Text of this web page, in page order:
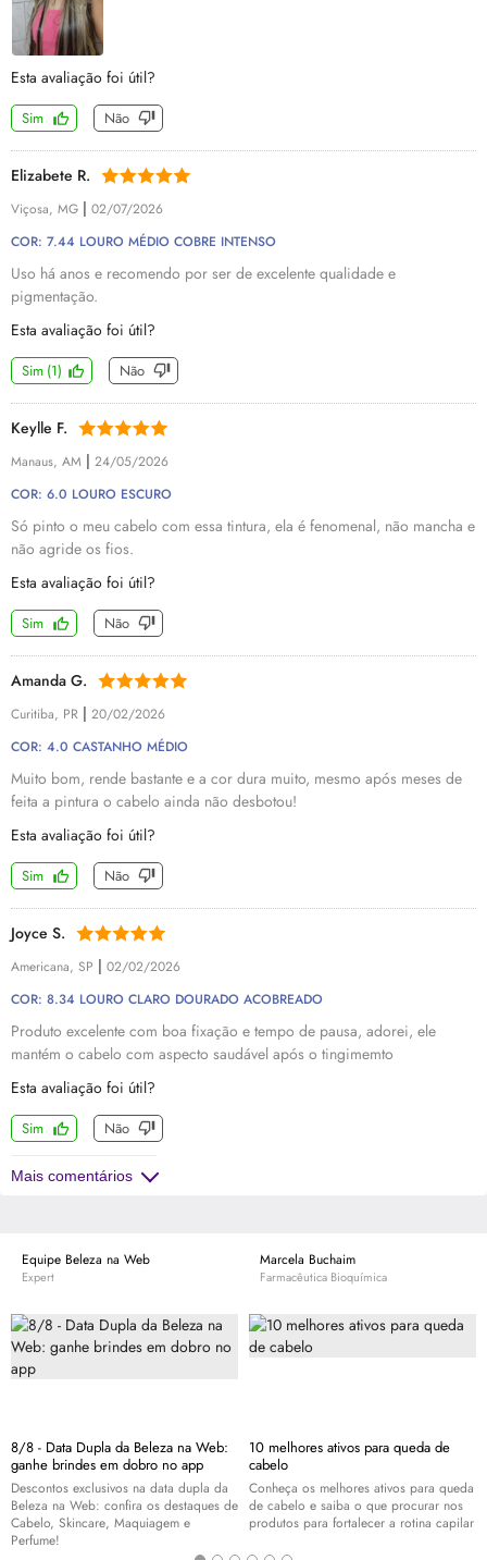
Esta avaliação foi útil?
Sim Não
Elizabete R.
Viçosa, MG | 02/07/2026
COR: 7.44 LOURO MÉDIO COBRE INTENSO
Uso há anos e recomendo por ser de excelente qualidade e
pigmentação.
Esta avaliação foi útil?
Sim (1) Não
Keylle F.
Manaus, AM | 24/05/2026
COR: 6.0 LOURO ESCURO
Só pinto o meu cabelo com essa tintura, ela é fenomenal, não mancha e
não agride os fios.
Esta avaliação foi útil?
Sim Não
Amanda G.
Curitiba, PR | 20/02/2026
COR: 4.0 CASTANHO MÉDIO
Muito bom, rende bastante e a cor dura muito, mesmo após meses de
feita a pintura o cabelo ainda não desbotou!
Esta avaliação foi útil?
Sim Não
Joyce S.
Americana, SP | 02/02/2026
COR: 8.34 LOURO CLARO DOURADO ACOBREADO
Produto excelente com boa fixação e tempo de pausa, adorei, ele
mantém o cabelo com aspecto saudável após o tingimemto
Esta avaliação foi útil?
Sim Não
Mais comentários
Equipe Beleza na Web
Expert
8/8 - Data Dupla da Beleza na Web:
ganhe brindes em dobro no app
Descontos exclusivos na data dupla da
Beleza na Web: confira os destaques de
Cabelo, Skincare, Maquiagem e
Perfume!
Marcela Buchaim
Farmacêutica Bioquímica
10 melhores ativos para queda de
cabelo
Conheça os melhores ativos para queda
de cabelo e saiba o que procurar nos
produtos para fortalecer a rotina capilar